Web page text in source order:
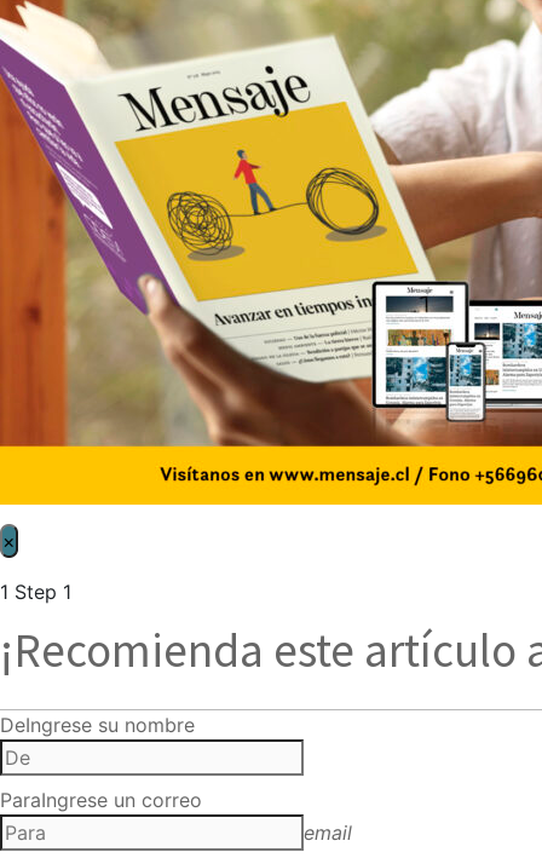
×
1 Step 1
¡Recomienda este artículo
DeIngrese su nombre
ParaIngrese un correo
email